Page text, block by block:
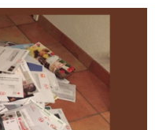
nastreven, maar
in staat om